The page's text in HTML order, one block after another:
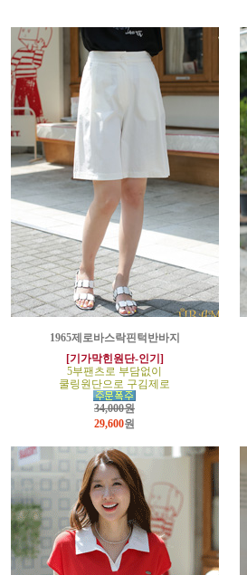
1965제로바스락핀턱반바지
[기가막힌원단-인기]
5부팬츠로 부담없이
쿨링원단으로 구김제로
34,000원
29,600원